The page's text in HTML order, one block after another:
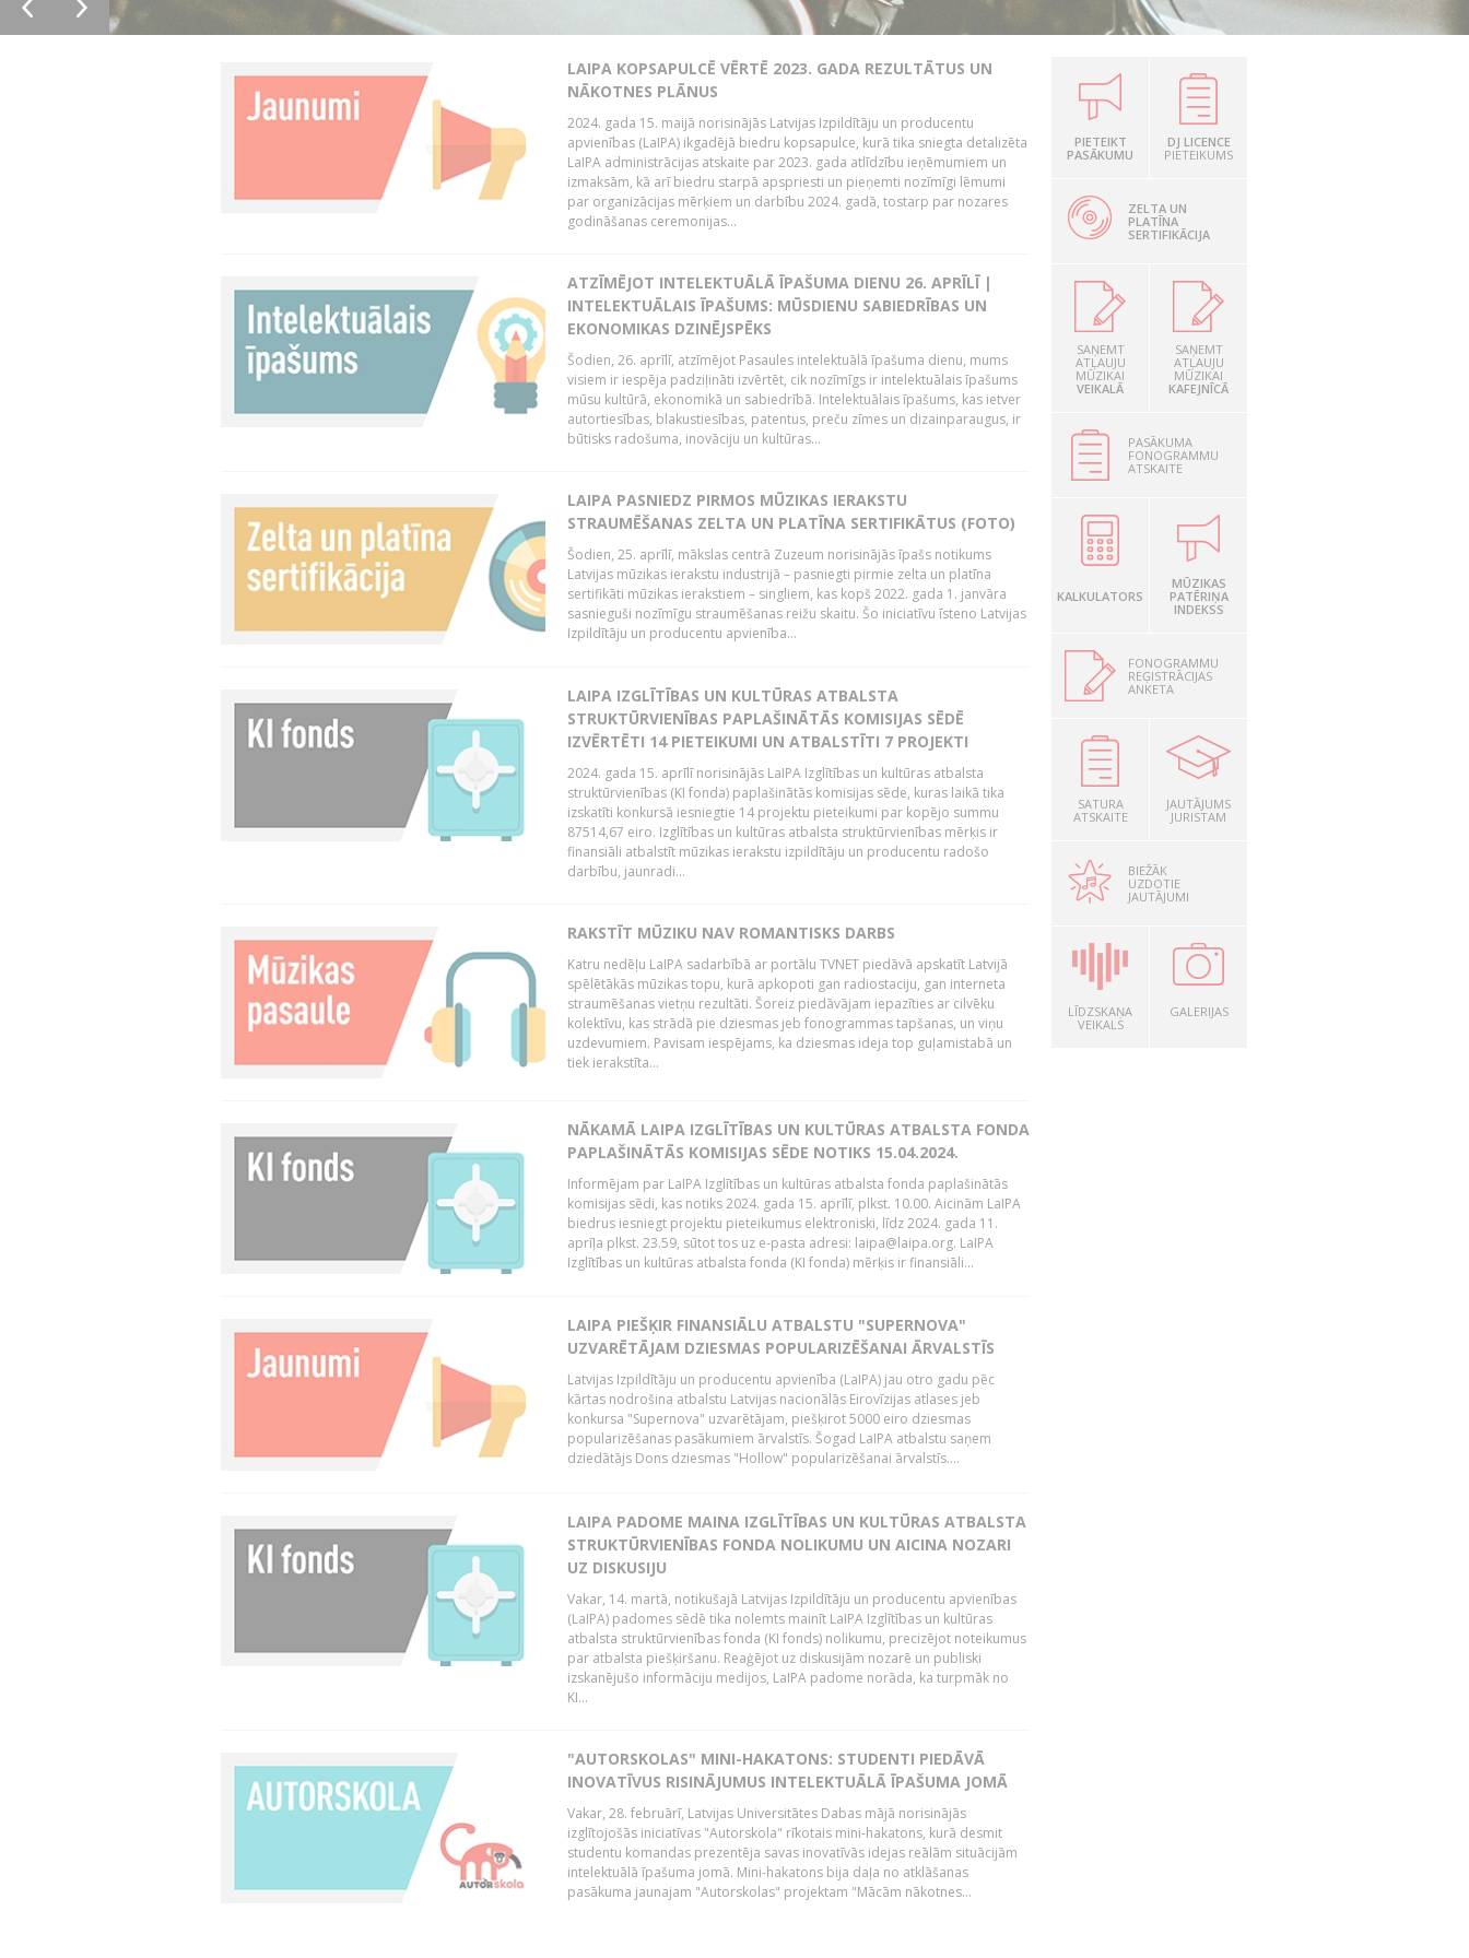
LAIPA KOPSAPULCĒ VĒRTĒ 2023. GADA REZULTĀTUS UN
NĀKOTNES PLĀNUS
2024. gada 15. maijā norisinājās Latvijas Izpildītāju un producentu
apvienības (LaIPA) ikgadējā biedru kopsapulce, kurā tika sniegta detalizēta
LaIPA administrācijas atskaite par 2023. gada atlīdzību ieņēmumiem un
izmaksām, kā arī biedru starpā apspriesti un pieņemti nozīmīgi lēmumi
par organizācijas mērķiem un darbību 2024. gadā, tostarp par nozares
godināšanas ceremonijas...
ATZĪMĒJOT INTELEKTUĀLĀ ĪPAŠUMA DIENU 26. APRĪLĪ |
INTELEKTUĀLAIS ĪPAŠUMS: MŪSDIENU SABIEDRĪBAS UN
EKONOMIKAS DZINĒJSPĒKS
Šodien, 26. aprīlī, atzīmējot Pasaules intelektuālā īpašuma dienu, mums
visiem ir iespēja padziļināti izvērtēt, cik nozīmīgs ir intelektuālais īpašums
mūsu kultūrā, ekonomikā un sabiedrībā. Intelektuālais īpašums, kas ietver
autortiesības, blakustiesības, patentus, preču zīmes un dizainparaugus, ir
būtisks radošuma, inovāciju un kultūras...
LAIPA PASNIEDZ PIRMOS MŪZIKAS IERAKSTU
STRAUMĒŠANAS ZELTA UN PLATĪNA SERTIFIKĀTUS (FOTO)
Šodien, 25. aprīlī, mākslas centrā Zuzeum norisinājās īpašs notikums
Latvijas mūzikas ierakstu industrijā – pasniegti pirmie zelta un platīna
sertifikāti mūzikas ierakstiem – singliem, kas kopš 2022. gada 1. janvāra
sasnieguši nozīmīgu straumēšanas reižu skaitu. Šo iniciatīvu īsteno Latvijas
Izpildītāju un producentu apvienība...
LAIPA IZGLĪTĪBAS UN KULTŪRAS ATBALSTA
STRUKTŪRVIENĪBAS PAPLAŠINĀTĀS KOMISIJAS SĒDĒ
IZVĒRTĒTI 14 PIETEIKUMI UN ATBALSTĪTI 7 PROJEKTI
2024. gada 15. aprīlī norisinājās LaIPA Izglītības un kultūras atbalsta
struktūrvienības (KI fonda) paplašinātās komisijas sēde, kuras laikā tika
izskatīti konkursā iesniegtie 14 projektu pieteikumi par kopējo summu
87514,67 eiro. Izglītības un kultūras atbalsta struktūrvienības mērķis ir
finansiāli atbalstīt mūzikas ierakstu izpildītāju un producentu radošo
darbību, jaunradi...
RAKSTĪT MŪZIKU NAV ROMANTISKS DARBS
Katru nedēļu LaIPA sadarbībā ar portālu TVNET piedāvā apskatīt Latvijā
spēlētākās mūzikas topu, kurā apkopoti gan radiostaciju, gan interneta
straumēšanas vietņu rezultāti. Šoreiz piedāvājam iepazīties ar cilvēku
kolektīvu, kas strādā pie dziesmas jeb fonogrammas tapšanas, un viņu
uzdevumiem. Pavisam iespējams, ka dziesmas ideja top guļamistabā un
tiek ierakstīta...
NĀKAMĀ LAIPA IZGLĪTĪBAS UN KULTŪRAS ATBALSTA FONDA
PAPLAŠINĀTĀS KOMISIJAS SĒDE NOTIKS 15.04.2024.
Informējam par LaIPA Izglītības un kultūras atbalsta fonda paplašinātās
komisijas sēdi, kas notiks 2024. gada 15. aprīlī, plkst. 10.00. Aicinām LaIPA
biedrus iesniegt projektu pieteikumus elektroniski, līdz 2024. gada 11.
aprīļa plkst. 23.59, sūtot tos uz e-pasta adresi: laipa@laipa.org. LaIPA
Izglītības un kultūras atbalsta fonda (KI fonda) mērķis ir finansiāli...
LAIPA PIEŠĶIR FINANSIĀLU ATBALSTU "SUPERNOVA"
UZVARĒTĀJAM DZIESMAS POPULARIZĒŠANAI ĀRVALSTĪS
Latvijas Izpildītāju un producentu apvienība (LaIPA) jau otro gadu pēc
kārtas nodrošina atbalstu Latvijas nacionālās Eirovīzijas atlases jeb
konkursa "Supernova" uzvarētājam, piešķirot 5000 eiro dziesmas
popularizēšanas pasākumiem ārvalstīs. Šogad LaIPA atbalstu saņem
dziedātājs Dons dziesmas "Hollow" popularizēšanai ārvalstīs....
LAIPA PADOME MAINA IZGLĪTĪBAS UN KULTŪRAS ATBALSTA
STRUKTŪRVIENĪBAS FONDA NOLIKUMU UN AICINA NOZARI
UZ DISKUSIJU
Vakar, 14. martā, notikušajā Latvijas Izpildītāju un producentu apvienības
(LaIPA) padomes sēdē tika nolemts mainīt LaIPA Izglītības un kultūras
atbalsta struktūrvienības fonda (KI fonds) nolikumu, precizējot noteikumus
par atbalsta piešķiršanu. Reaģējot uz diskusijām nozarē un publiski
izskanējušo informāciju medijos, LaIPA padome norāda, ka turpmāk no
KI...
"AUTORSKOLAS" MINI-HAKATONS: STUDENTI PIEDĀVĀ
INOVATĪVUS RISINĀJUMUS INTELEKTUĀLĀ ĪPAŠUMA JOMĀ
Vakar, 28. februārī, Latvijas Universitātes Dabas mājā norisinājās
izglītojošās iniciatīvas "Autorskola" rīkotais mini-hakatons, kurā desmit
studentu komandas prezentēja savas inovatīvās idejas reālām situācijām
intelektuālā īpašuma jomā. Mini-hakatons bija daļa no atklāšanas
pasākuma jaunajam "Autorskolas" projektam "Mācām nākotnes...
PIETEIKT
PASĀKUMU
DJ LICENCE
PIETEIKUMS
ZELTA UN
PLATĪNA
SERTIFIKĀCIJA
SAŅEMT
ATĻAUJU
MŪZIKAI
VEIKALĀ
SAŅEMT
ATĻAUJU
MŪZIKAI
KAFEJNĪCĀ
PASĀKUMA
FONOGRAMMU
ATSKAITE
KALKULATORS
MŪZIKAS
PATĒRIŅA
INDEKSS
FONOGRAMMU
REĢISTRĀCIJAS
ANKETA
SATURA
ATSKAITE
JAUTĀJUMS
JURISTAM
BIEŽĀK
UZDOTIE
JAUTĀJUMI
LĪDZSKAŅA
VEIKALS
GALERIJAS